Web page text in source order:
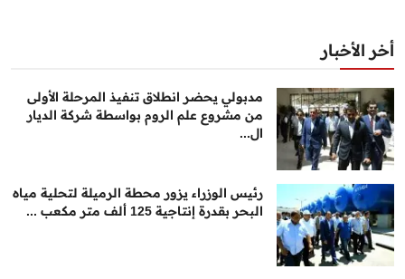
أخر الأخبار
مدبولي يحضر انطلاق تنفيذ المرحلة الأولى
من مشروع علم الروم بواسطة شركة الديار
ال...
رئيس الوزراء يزور محطة الرميلة لتحلية مياه
البحر بقدرة إنتاجية 125 ألف متر مكعب ...